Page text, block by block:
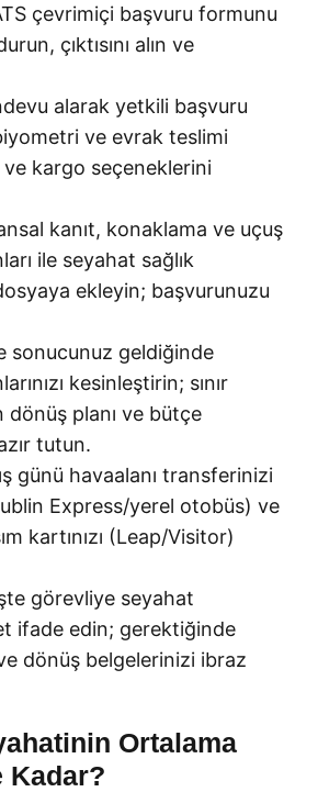
çevrimiçi başvuru formunu
çıktısını alın ve
alarak yetkili başvuru
ve evrak teslimi
ve kargo seçeneklerini
kanıt, konaklama ve uçuş
ile seyahat sağlık
ekleyin; başvurunuzu
sonucunuz geldiğinde
kesinleştirin; sınır
planı ve bütçe
tutun.
günü havaalanı transferinizi
Express/yerel otobüs) ve
kartınızı (Leap/Visitor)
görevliye seyahat
ifade edin; gerektiğinde
dönüş belgelerinizi ibraz
Ortalama
Kadar?